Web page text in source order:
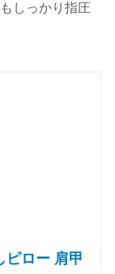
しっかり指圧
ピロー 肩甲